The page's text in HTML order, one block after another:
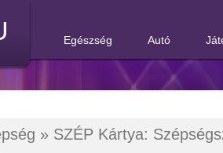
Egészség Autó
» SZÉP Kártya: